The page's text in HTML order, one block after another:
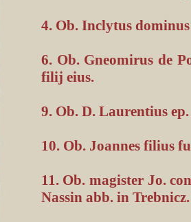
4. Ob. Inclytus
6. Ob. Gneomirus de
filij eius.
9. Ob. D. Laurentius
10. Ob. Joannes filius
11. Ob. magister Jo.
Nassin abb. in Trebnicz.